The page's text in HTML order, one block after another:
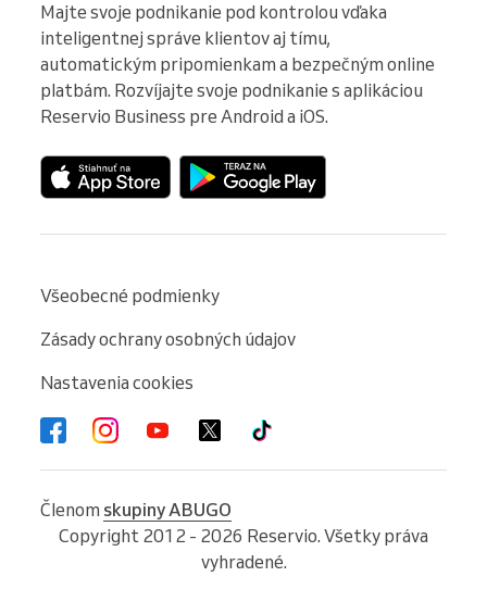
Majte svoje podnikanie pod kontrolou vďaka
inteligentnej správe klientov aj tímu,
automatickým pripomienkam a bezpečným online
platbám. Rozvíjajte svoje podnikanie s aplikáciou
Reservio Business pre Android a iOS.
Všeobecné podmienky
Zásady ochrany osobných údajov
Nastavenia cookies
Členom skupiny ABUGO
Copyright 2012 - 2026 Reservio. Všetky práva
vyhradené.